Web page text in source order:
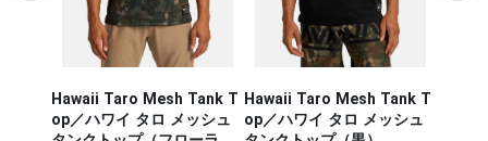
Hawaii Taro Mesh Tank T
op／ハワイ タロ メッシュ
Hawaii Taro Mesh Tank T
op／ハワイ タロ メッシュ